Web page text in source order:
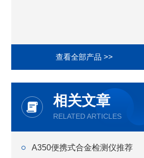
查看全部产品 >>
相关文章
RELATED ARTICLES
A350便携式合金检测仪推荐